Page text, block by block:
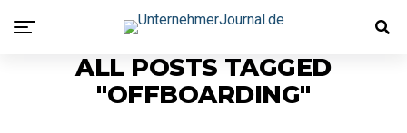
ALL POSTS TAGGED
"OFFBOARDING"